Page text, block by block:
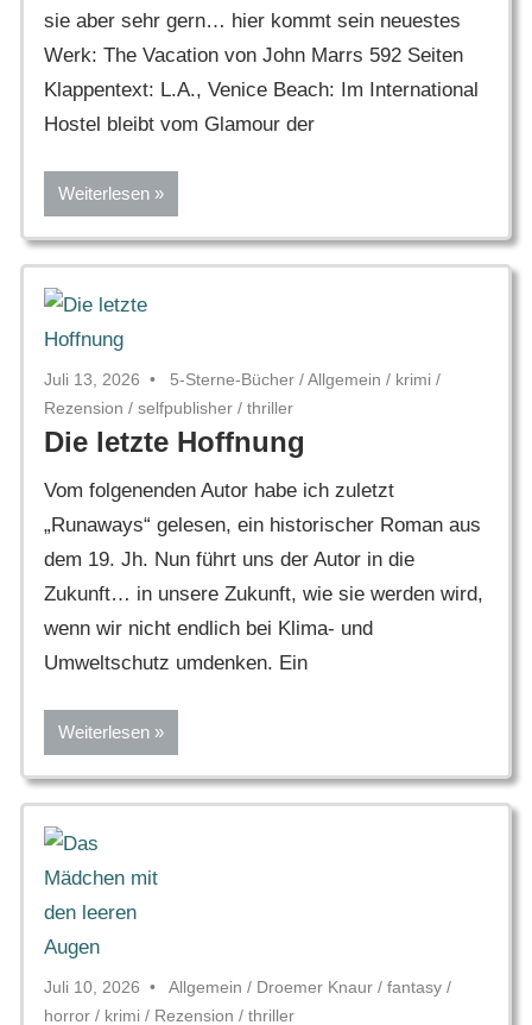
sie aber sehr gern… hier kommt sein neuestes
Werk: The Vacation von John Marrs 592 Seiten
Klappentext: L.A., Venice Beach: Im International
Hostel bleibt vom Glamour der
Weiterlesen
Juli 13, 2026 5-Sterne-Bücher /Allgemein / krimi /
Rezension / selfpublisher / thriller
Die letzte Hoffnung
Vom folgenenden Autor habe ich zuletzt
„Runaways“ gelesen, ein historischer Roman aus
dem 19. Jh. Nun führt uns der Autor in die
Zukunft… in unsere Zukunft, wie sie werden wird,
wenn wir nicht endlich bei Klima- und
Umweltschutz umdenken. Ein
Weiterlesen
Juli 10, 2026 Allgemein / Droemer Knaur / fantasy /
horror / krimi / Rezension / thriller